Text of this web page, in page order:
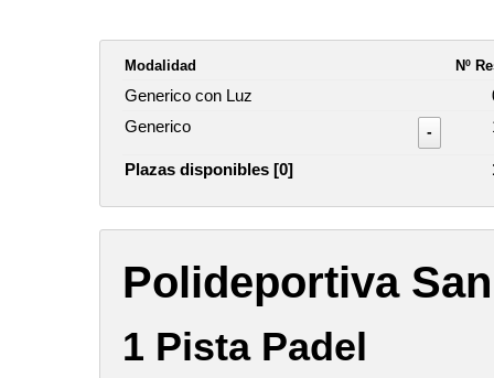
Modalidad Nº
Generico con Luz
Generico
-
Plazas disponibles [0]
Polideportiva
1 Pista Padel